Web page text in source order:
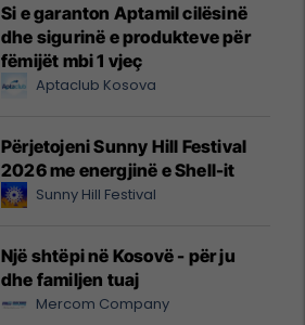
Si e garanton Aptamil cilësinë
dhe sigurinë e produkteve për
fëmijët mbi 1 vjeç
Aptaclub Kosova
Përjetojeni Sunny Hill Festival
2026 me energjinë e Shell-it
Sunny Hill Festival
Një shtëpi në Kosovë - për ju
dhe familjen tuaj
Mercom Company